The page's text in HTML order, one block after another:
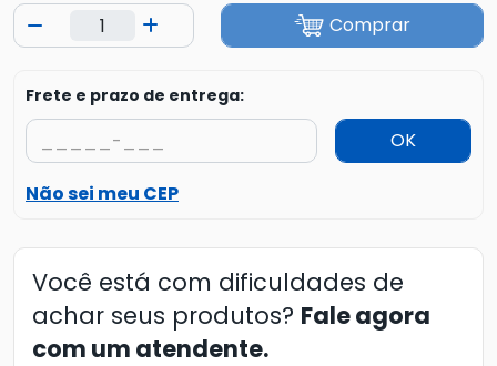
Comprar
Frete e prazo de entrega:
OK
Não sei meu CEP
Você está com dificuldades de
achar seus produtos? Fale agora
com um atendente.